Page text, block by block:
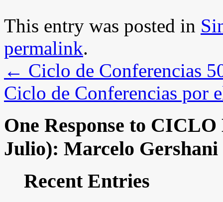
This entry was posted in
permalink.
← Ciclo de Conferencias
Ciclo de Conferencias por
One Response to CICLO
Julio): Marcelo Gershani
Recent Entries